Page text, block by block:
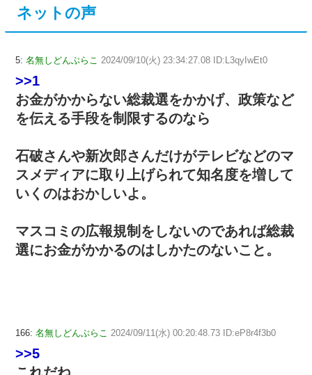
ネットの声
5: 名無しどんぶらこ 2024/09/10(火) 23:34:27.08 ID:L3qyIwEt0
>>1
お金がかからない総裁選をかかげ、政策など
を伝える手段を制限するのなら
石破さんや新次郎さんだけがテレビなどのマ
スメディアに取り上げられて知名度を増して
いくのはおかしいよ。
マスコミの広報規制をしないのであれば総裁
選にお金がかかるのはしかたのないこと。
166: 名無しどんぶらこ 2024/09/11(水) 00:20:48.73 ID:eP8r4f3b0
>>5